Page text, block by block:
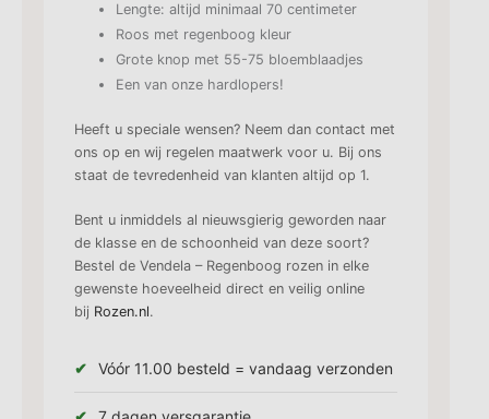
Lengte: altijd minimaal 70 centimeter
Roos met regenboog kleur
Grote knop met 55-75 bloemblaadjes
Een van onze hardlopers!
Heeft u speciale wensen? Neem dan contact met
ons op en wij regelen maatwerk voor u. Bij ons
staat de tevredenheid van klanten altijd op 1.
Bent u inmiddels al nieuwsgierig geworden naar
de klasse en de schoonheid van deze soort?
Bestel de Vendela – Regenboog rozen in elke
gewenste hoeveelheid direct en veilig online
bij Rozen.nl.
Vóór 11.00 besteld = vandaag verzonden